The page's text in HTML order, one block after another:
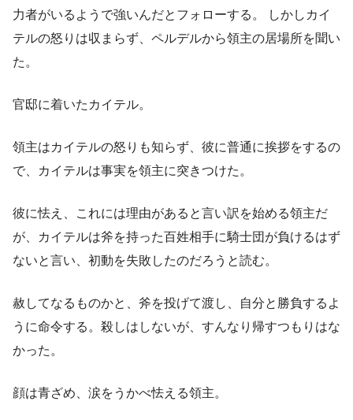
力者がいるようで強いんだとフォローする。 しかしカイ
テルの怒りは収まらず、ペルデルから領主の居場所を聞い
た。
官邸に着いたカイテル。
領主はカイテルの怒りも知らず、彼に普通に挨拶をするの
で、カイテルは事実を領主に突きつけた。
彼に怯え、これには理由があると言い訳を始める領主だ
が、カイテルは斧を持った百姓相手に騎士団が負けるはず
ないと言い、初動を失敗したのだろうと読む。
赦してなるものかと、斧を投げて渡し、自分と勝負するよ
うに命令する。殺しはしないが、すんなり帰すつもりはな
かった。
顔は青ざめ、涙をうかべ怯える領主。